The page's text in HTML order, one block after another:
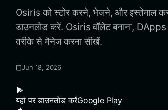
Español (Argentina)
Osiris को स्टोर करने, भेजने, और इस्तेमाल
डाउनलोड करें. Osiris वॉलेट बनाना,
तरीके से मैनेज करना सीखें.
Jun 18, 2026
यहां पर डाउनलोड करेंGoogle Play